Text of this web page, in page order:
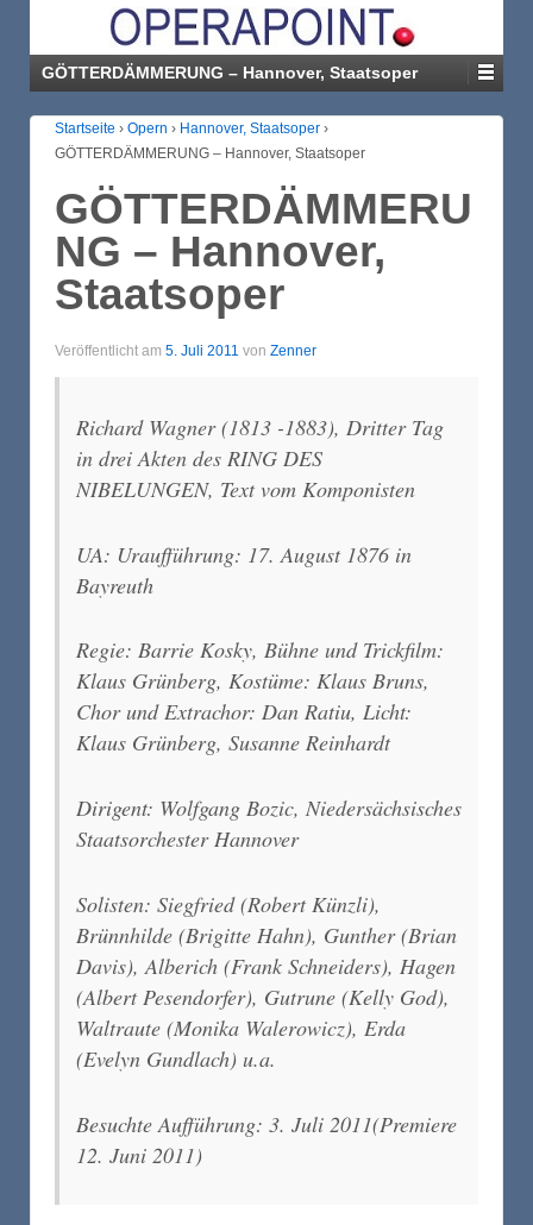
GÖTTERDÄMMERUNG – Hannover, Staatsoper
Startseite › Opern › Hannover, Staatsoper ›
GÖTTERDÄMMERUNG – Hannover, Staatsoper
GÖTTERDÄMMERU
NG – Hannover,
Staatsoper
Veröffentlicht am 5. Juli 2011 von Zenner
Richard Wagner (1813 -1883), Dritter Tag
in drei Akten des RING DES
NIBELUNGEN, Text vom Komponisten
UA: Uraufführung: 17. August 1876 in
Bayreuth
Regie: Barrie Kosky, Bühne und Trickfilm:
Klaus Grünberg, Kostüme: Klaus Bruns,
Chor und Extrachor: Dan Ratiu, Licht:
Klaus Grünberg, Susanne Reinhardt
Dirigent: Wolfgang Bozic, Niedersächsisches
Staatsorchester Hannover
Solisten: Siegfried (Robert Künzli),
Brünnhilde (Brigitte Hahn), Gunther (Brian
Davis), Alberich (Frank Schneiders), Hagen
(Albert Pesendorfer), Gutrune (Kelly God),
Waltraute (Monika Walerowicz), Erda
(Evelyn Gundlach) u.a.
Besuchte Aufführung: 3. Juli 2011(Premiere
12. Juni 2011)